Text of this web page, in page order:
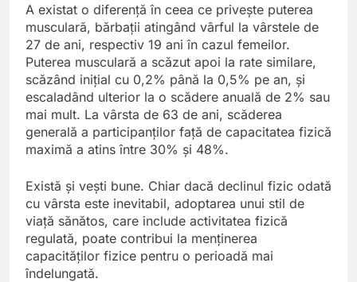
A existat o diferență în ceea ce privește puterea
musculară, bărbații atingând vârful la vârstele de
27 de ani, respectiv 19 ani în cazul femeilor.
Puterea musculară a scăzut apoi la rate similare,
scăzând inițial cu 0,2% până la 0,5% pe an, și
escaladând ulterior la o scădere anuală de 2% sau
mai mult. La vârsta de 63 de ani, scăderea
generală a participanților față de capacitatea fizică
maximă a atins între 30% și 48%.
Există și vești bune. Chiar dacă declinul fizic odată
cu vârsta este inevitabil, adoptarea unui stil de
viață sănătos, care include activitatea fizică
regulată, poate contribui la menținerea
capacităților fizice pentru o perioadă mai
îndelungată.